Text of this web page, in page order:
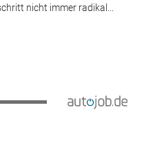
nicht immer radikal...